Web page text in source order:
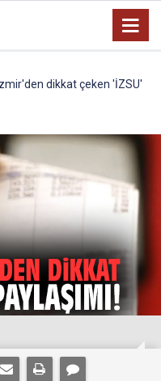
dikkat çeken 'İZSU'